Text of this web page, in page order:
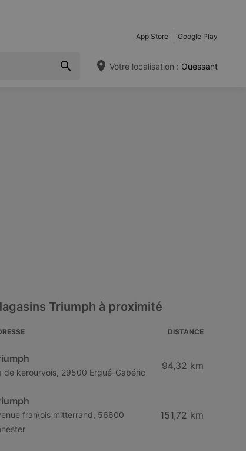
App Store Google Play
Votre localisation : Ouessant
Triumph à proximité
DISTANCE
de kerourvois, 29500 Ergué-Gabéric
94,32 km
fran\ois mitterrand, 56600
151,72 km